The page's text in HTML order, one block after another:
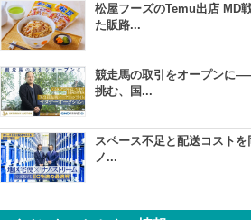
松屋フーズのTemu出店 MD
た販路...
競走馬の取引をオープンに
挑む、国...
スペース不足と配送コスト
ノ...